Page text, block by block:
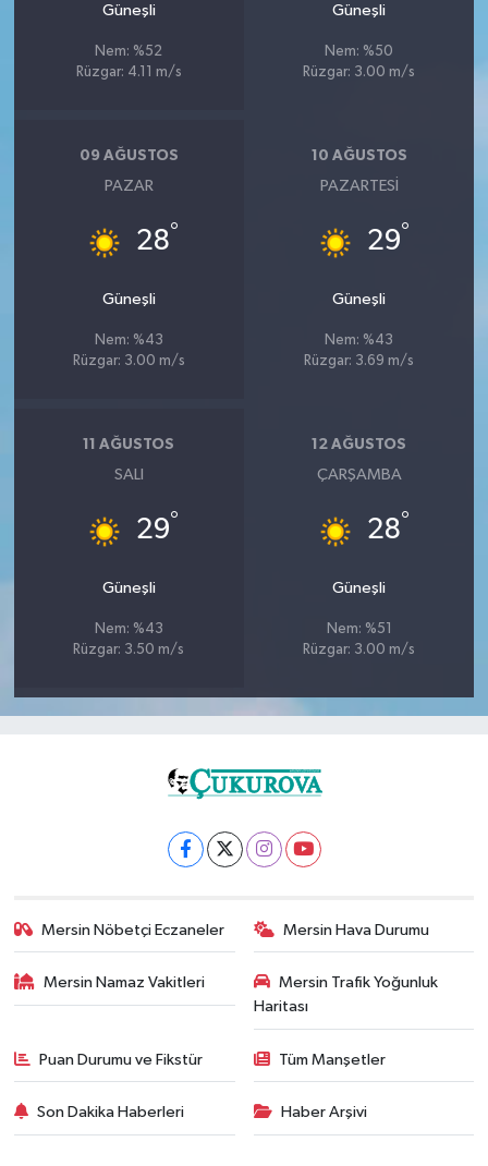
Güneşli
Nem: %52
Rüzgar: 4.11 m/s
Güneşli
Nem: %50
Rüzgar: 3.00 m/s
09 AĞUSTOS
PAZAR
28°
Güneşli
Nem: %43
Rüzgar: 3.00 m/s
10 AĞUSTOS
PAZARTESI
29°
Güneşli
Nem: %43
Rüzgar: 3.69 m/s
11 AĞUSTOS
SALI
29°
Güneşli
Nem: %43
Rüzgar: 3.50 m/s
12 AĞUSTOS
ÇARŞAMBA
28°
Güneşli
Nem: %51
Rüzgar: 3.00 m/s
Mersin Nöbetçi Eczaneler Mersin Hava Durumu
Mersin Namaz Vakitleri
Mersin Trafik Yoğunluk
Haritası
Puan Durumu ve Fikstür Tüm Manşetler
Son Dakika Haberleri Haber Arşivi